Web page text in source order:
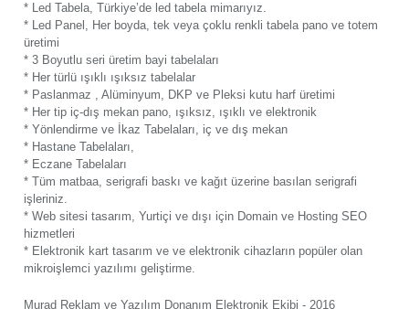
* Led Tabela, Türkiye’de led tabela mimarıyız.
* Led Panel, Her boyda, tek veya çoklu renkli tabela pano ve totem
üretimi
* 3 Boyutlu seri üretim bayi tabelaları
* Her türlü ışıklı ışıksız tabelalar
* Paslanmaz , Alüminyum, DKP ve Pleksi kutu harf üretimi
* Her tip iç-dış mekan pano, ışıksız, ışıklı ve elektronik
* Yönlendirme ve İkaz Tabelaları, iç ve dış mekan
* Hastane Tabelaları,
* Eczane Tabelaları
* Tüm matbaa, serigrafi baskı ve kağıt üzerine basılan serigrafi
işleriniz.
* Web sitesi tasarım, Yurtiçi ve dışı için Domain ve Hosting SEO
hizmetleri
* Elektronik kart tasarım ve ve elektronik cihazların popüler olan
mikroişlemci yazılımı geliştirme.
Murad Reklam ve Yazılım Donanım Elektronik Ekibi - 2016